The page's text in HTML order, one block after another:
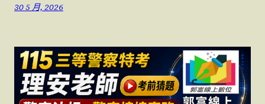
30 5 月, 2026